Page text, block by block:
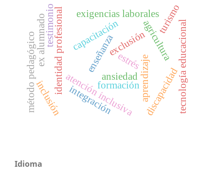
formación
atención inclusiva
identidad profesional enseñanza
aprendizaje
inclusión
exclusión
discapacidad
capacitación tecnología educacional
estrés
ansiedad
exigencias laborales
método pedagógico agriculturaturismo
integración
testimonio
ex alumnado
Idioma